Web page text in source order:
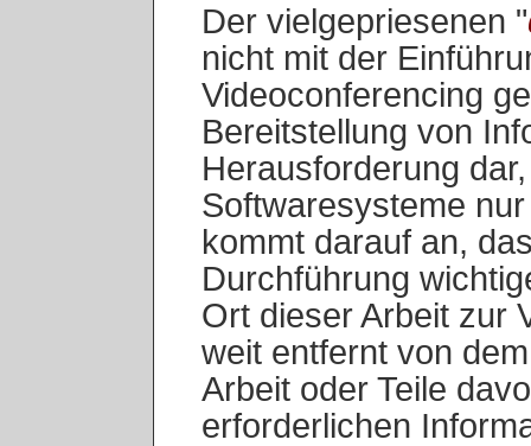
Der vielgepriesenen "
nicht mit der
Videoconferencing
Bereitstellung von
Herausforderung
Softwaresysteme
kommt darauf an,
Durchführung
Ort dieser Arbeit zur
weit entfernt von
Arbeit oder Teile
erforderlichen